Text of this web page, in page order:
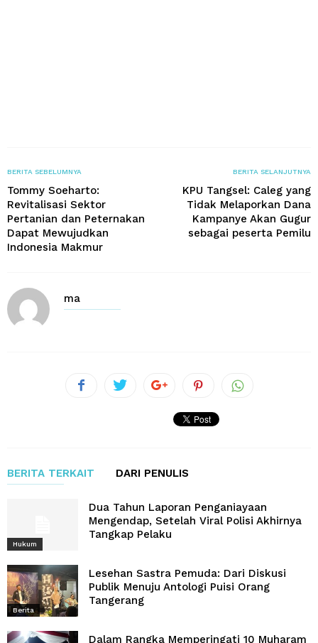
BERITA SEBELUMNYA
Tommy Soeharto:
Revitalisasi Sektor
Pertanian dan Peternakan
Dapat Mewujudkan
Indonesia Makmur
BERITA SELANJUTNYA
KPU Tangsel: Caleg yang
Tidak Melaporkan Dana
Kampanye Akan Gugur
sebagai peserta Pemilu
ma
BERITA TERKAIT DARI PENULIS
Hukum
Dua Tahun Laporan Penganiayaan
Mengendap, Setelah Viral Polisi Akhirnya
Tangkap Pelaku
Berita
Lesehan Sastra Pemuda: Dari Diskusi
Publik Menuju Antologi Puisi Orang
Tangerang
Dalam Rangka Memperingati 10 Muharam